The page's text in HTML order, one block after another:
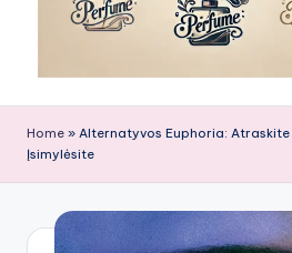
Home » Alternatyvos Euphoria: Atraskite
Įsimylėsite